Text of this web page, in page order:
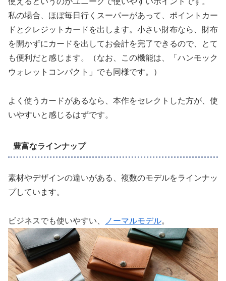
私の場合、ほぼ毎日行くスーパーがあって、ポイントカー
ドとクレジットカードを出します。小さい財布なら、財布
を開かずにカードを出してお会計を完了できるので、とて
も便利だと感じます。（なお、この機能は、「ハンモック
ウォレットコンパクト」でも同様です。）
よく使うカードがあるなら、本作をセレクトした方が、使
いやすいと感じるはずです。
豊富なラインナップ
素材やデザインの違いがある、複数のモデルをラインナッ
プしています。
ビジネスでも使いやすい、 ノーマルモデル。